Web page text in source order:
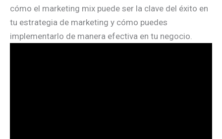
cómo el marketing mix puede ser la clave del éxito en
tu estrategia de marketing y cómo puedes
implementarlo de manera efectiva en tu negocio.